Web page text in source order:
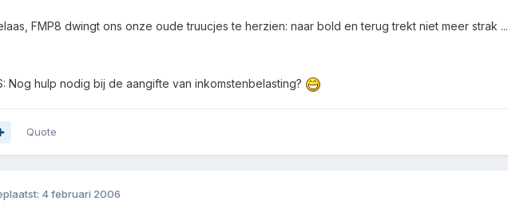
FMP8 dwingt ons onze oude truucjes te herzien: naar bold en terug trekt niet meer strak ...
Nog hulp nodig bij de aangifte van inkomstenbelasting?
Quote
4 februari 2006